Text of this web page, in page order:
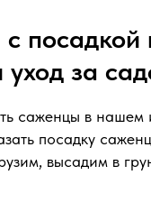
посадкой
уход за
саженцы в нашем
посадку
высадим в